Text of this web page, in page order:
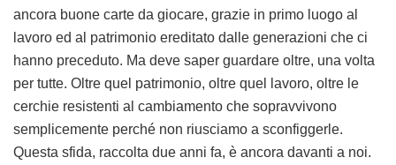
ancora buone carte da giocare, grazie in primo luogo al
lavoro ed al patrimonio ereditato dalle generazioni che ci
hanno preceduto. Ma deve saper guardare oltre, una volta
per tutte. Oltre quel patrimonio, oltre quel lavoro, oltre le
cerchie resistenti al cambiamento che sopravvivono
semplicemente perché non riusciamo a sconfiggerle.
Questa sfida, raccolta due anni fa, è ancora davanti a noi.